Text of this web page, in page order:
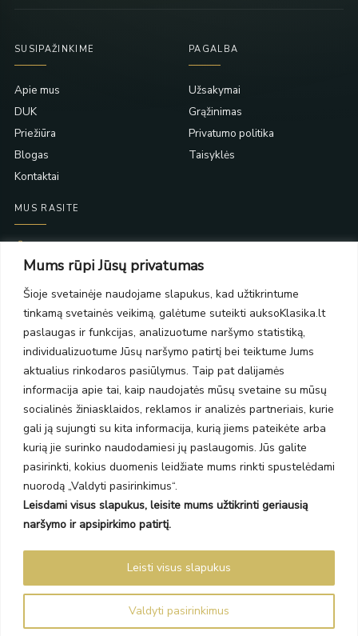
Mums rūpi Jūsų privatumas
Šioje svetainėje naudojame slapukus, kad užtikrintume
tinkamą svetainės veikimą, galėtume suteikti auksoKlasika.lt
paslaugas ir funkcijas, analizuotume naršymo statistiką,
individualizuotume Jūsų naršymo patirtį bei teiktume Jums
aktualius rinkodaros pasiūlymus. Taip pat dalijamės
informacija apie tai, kaip naudojatės mūsų svetaine su mūsų
socialinės žiniasklaidos, reklamos ir analizės partneriais, kurie
gali ją sujungti su kita informacija, kurią jiems pateikėte arba
kurią jie surinko naudodamiesi jų paslaugomis. Jūs galite
pasirinkti, kokius duomenis leidžiate mums rinkti spustelėdami
nuorodą „Valdyti pasirinkimus“.
Leisdami visus slapukus, leisite mums užtikrinti geriausią
naršymo ir apsipirkimo patirtį.
Valdyti pasirinkimus
Leisti visus slapukus
SUSIPAŽINKIME
Apie mus
DUK
Priežiūra
Blogas
Kontaktai
PAGALBA
Užsakymai
Grąžinimas
Privatumo politika
Taisyklės
MUS RASITE
PC Molas, Klaipėda
PC BIG 2, Klaipėda
Šilutės pl. 35
PC Banginis, Klaipėda
NAUJIENLAIŠKIS
Prenumeruokite ir gaukite pasiūlymus, naujienas bei riboto
leidimo kolekcijas.
SIŲSTI
Auksoklasika.lt © 2026 Visos teisės saugomos